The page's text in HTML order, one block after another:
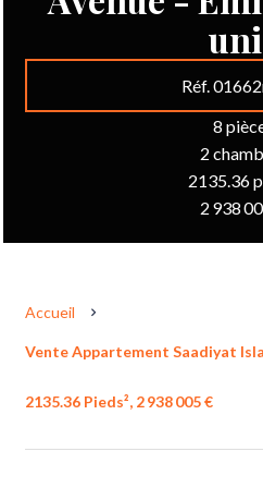
Réf.
8
2
2135.36
2 938
Accueil
Vente Appartement Saadiyat
2135.36 Pieds², 2 938 005 €